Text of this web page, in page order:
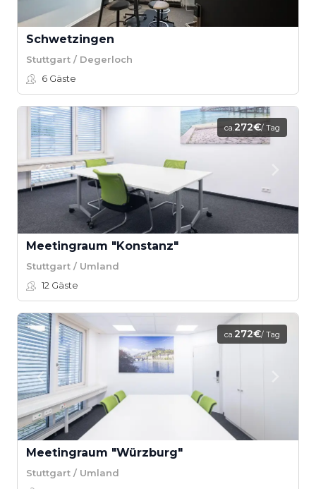
Schwetzingen
Stuttgart / Degerloch
6 Gäste
ca.272€/ Tag
Meetingraum "Konstanz"
Stuttgart / Umland
12 Gäste
ca.272€/ Tag
Meetingraum "Würzburg"
Stuttgart / Umland